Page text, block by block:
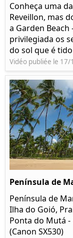
Conheça uma
Reveillon, mas
a Garden Beach
privilegiada os
do sol que é
Vidéo publiée le 17/
Península de
Península de
Ilha do Goió,
Ponta do Mutá -
(Canon SX530)